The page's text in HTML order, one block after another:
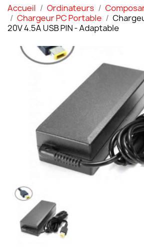
Accueil Ordinateurs
Chargeur PC Portable
20V 4.5A USB PIN - Adaptable